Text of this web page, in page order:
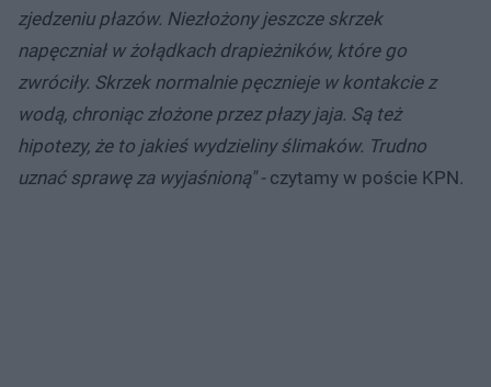
zjedzeniu płazów. Niezłożony jeszcze skrzek
napęczniał w żołądkach drapieżników, które go
zwróciły. Skrzek normalnie pęcznieje w kontakcie z
wodą, chroniąc złożone przez płazy jaja. Są też
hipotezy, że to jakieś wydzieliny ślimaków. Trudno
uznać sprawę za wyjaśnioną" -czytamy w poście KPN.